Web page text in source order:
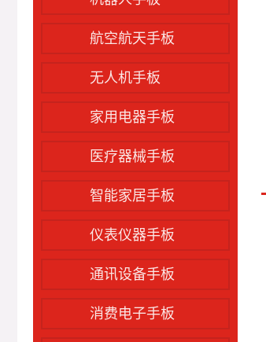
航空航天手板
无人机手板
家用电器手板
医疗器械手板
智能家居手板
仪表仪器手板
通讯设备手板
消费电子手板